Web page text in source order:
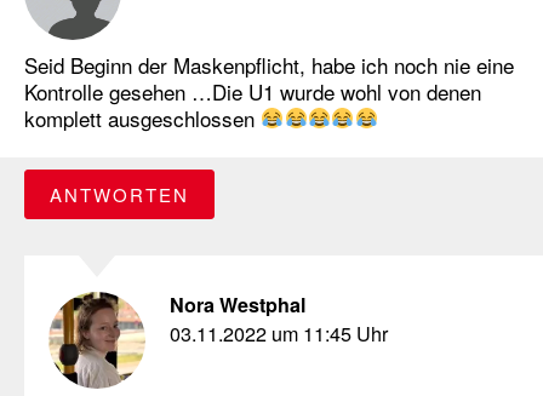
Seid Beginn der Maskenpflicht, habe ich noch nie eine
Kontrolle gesehen …Die U1 wurde wohl von denen
komplett ausgeschlossen
ANTWORTEN
Nora Westphal
03.11.2022 um 11:45 Uhr